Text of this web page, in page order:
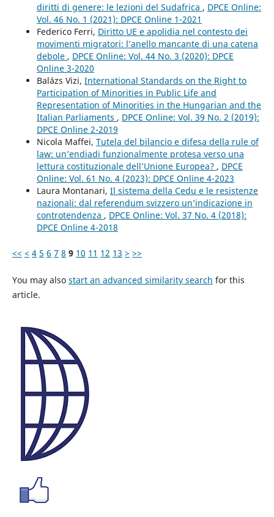
diritti di genere: le lezioni del Sudafrica , DPCE Online:
Vol. 46 No. 1 (2021): DPCE Online 1-2021
Federico Ferri, Diritto UE e apolidia nel contesto dei
movimenti migratori: l’anello mancante di una catena
debole , DPCE Online: Vol. 44 No. 3 (2020): DPCE
Online 3-2020
Balázs Vizi, International Standards on the Right to
Participation of Minorities in Public Life and
Representation of Minorities in the Hungarian and the
Italian Parliaments , DPCE Online: Vol. 39 No. 2 (2019):
DPCE Online 2-2019
Nicola Maffei, Tutela del bilancio e difesa della rule of
law: un’endiadi funzionalmente protesa verso una
lettura costituzionale dell’Unione Europea? , DPCE
Online: Vol. 61 No. 4 (2023): DPCE Online 4-2023
Laura Montanari, Il sistema della Cedu e le resistenze
nazionali: dal referendum svizzero un’indicazione in
controtendenza , DPCE Online: Vol. 37 No. 4 (2018):
DPCE Online 4-2018
<< < 4 5 6 7 8 9 10 11 12 13 > >>
You may also start an advanced similarity search for this
article.